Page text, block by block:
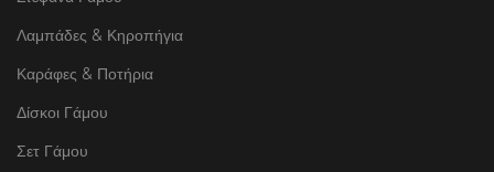
Λαμπάδες & Κηροπήγια
Καράφες & Ποτήρια
Δίσκοι Γάμου
Σετ Γάμου